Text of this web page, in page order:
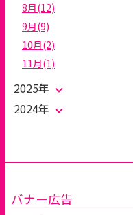
8月(12)
9月(9)
10月(2)
11月(1)
2025年
2024年
バナー広告